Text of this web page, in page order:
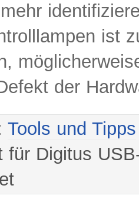
ist
der
Tools und Tipps
für Digitus